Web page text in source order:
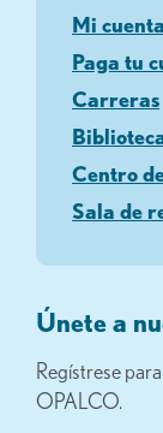
Mi cuenta
Paga tu
Carreras
Centro
Sala de
Únete a
Regístrese
OPALCO.